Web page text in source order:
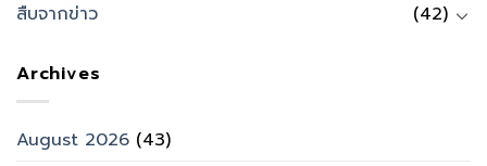
สืบจากข่าว
(42)
Archives
August 2026 (43)